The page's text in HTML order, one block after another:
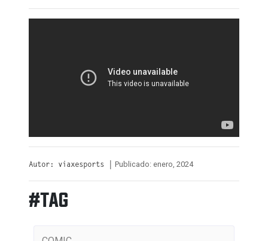
Autor: viaxesports | Publicado: enero, 2024
#TAG